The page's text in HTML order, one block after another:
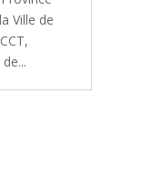
Ville de